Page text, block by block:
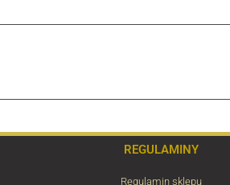
REGULAMINY
Regulamin sklepu